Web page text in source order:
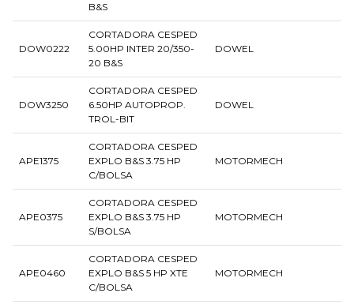
B&S
DOW0222
CORTADORA CESPED
5.00HP INTER 20/350-
20 B&S
DOWEL
DOW3250
CORTADORA CESPED
6.50HP AUTOPROP.
TROL-BIT
DOWEL
APE1375
CORTADORA CESPED
EXPLO B&S 3.75 HP
C/BOLSA
MOTORMECH
APE0375
CORTADORA CESPED
EXPLO B&S 3.75 HP
S/BOLSA
MOTORMECH
APE0460
CORTADORA CESPED
EXPLO B&S 5 HP XTE
C/BOLSA
MOTORMECH